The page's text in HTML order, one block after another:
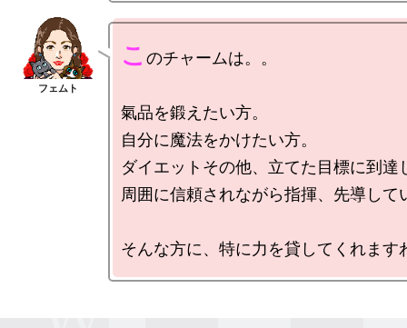
こ のチャームは。。
氣品を鍛えたい方。
自分に魔法をかけたい方。
ダイエットその他、立てた目標に到達
周囲に信頼されながら指揮、先導して